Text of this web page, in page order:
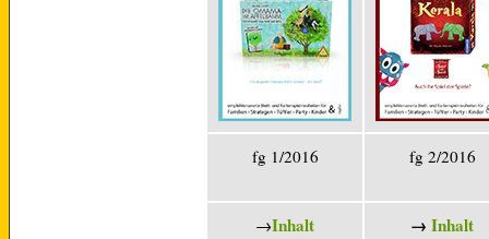
fg 1/2016 fg 2/2016
→Inhalt → Inhalt